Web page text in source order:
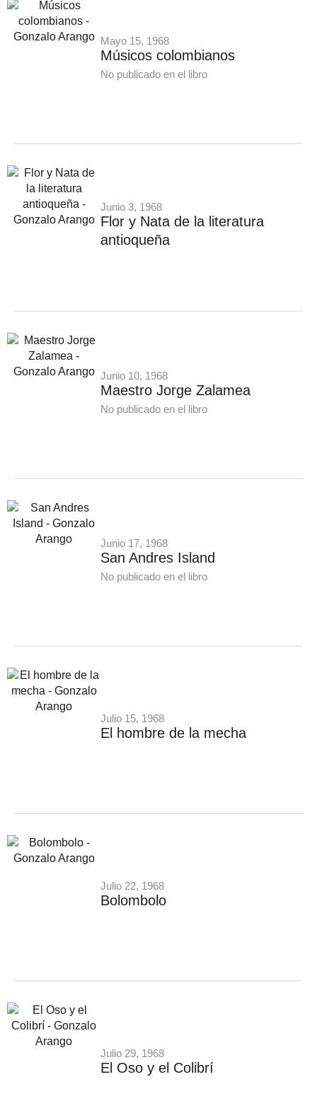
Mayo 15, 1968
Músicos colombianos
No publicado en el libro
Junio 3, 1968
Flor y Nata de la literatura
antioqueña
Junio 10, 1968
Maestro Jorge Zalamea
No publicado en el libro
Junio 17, 1968
San Andres Island
No publicado en el libro
Julio 15, 1968
El hombre de la mecha
Julio 22, 1968
Bolombolo
Julio 29, 1968
El Oso y el Colibrí